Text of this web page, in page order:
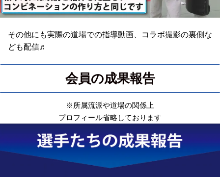
その他にも実際の道場での指導動画、コラボ撮影の裏側な
ども配信♬
会員の成果報告
※所属流派や道場の関係上
プロフィール省略しております